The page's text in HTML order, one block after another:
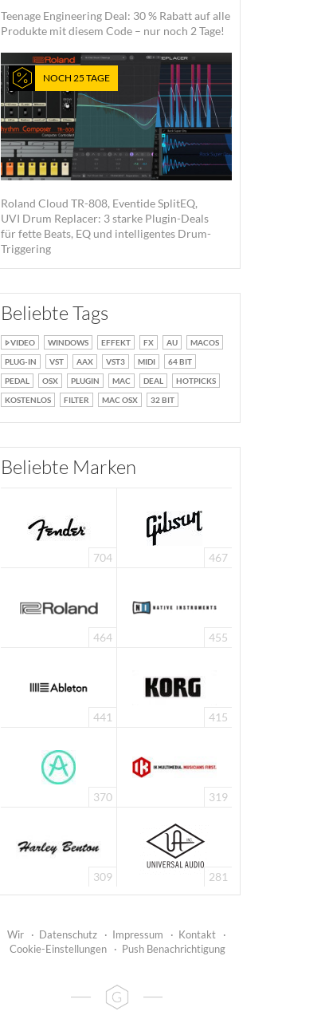
Teenage Engineering Deal: 30 % Rabatt auf alle
Produkte mit diesem Code – nur noch 2 Tage!
NOCH 25 TAGE
Roland Cloud TR-808, Eventide SplitEQ,
UVI Drum Replacer: 3 starke Plugin-Deals
für fette Beats, EQ und intelligentes Drum-
Triggering
Beliebte Tags
VIDEO WINDOWS EFFEKT FX AU
MACOS
PLUG-IN
VST AAX VST3 MIDI
64 BIT
PEDAL
OSX PLUGIN MAC DEAL
HOTPICKS
KOSTENLOS
FILTER MAC OSX 32 BIT
Beliebte Marken
704 467
464 455
441 415
370 319
309 281
Wir · Datenschutz · Impressum · Kontakt
·
Cookie-Einstellungen
· Push Benachrichtigung